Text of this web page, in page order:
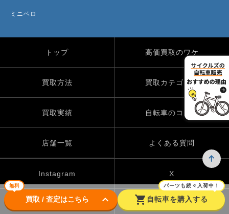
無料
買取 / 査定はこちら keyboard_arrow_down shopping_cart
パーツも続々入荷中！
自転車を購入する
ミニベロ
トップ 高価買取のワケ
買取方法 買取カテゴリー
買取実績 自転車のコラム
店舗一覧 よくある質問
Instagram X
TikTok